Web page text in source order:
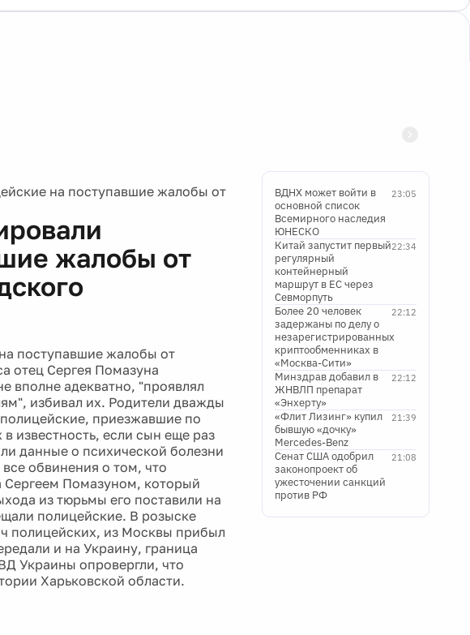
на поступавшие жалобы от
жалобы от
поступавшие жалобы от
отец Сергея Помазуна
вполне адекватно, "проявлял
избивал их. Родители дважды
приезжавшие по
известность, если сын еще раз
данные о психической болезни
обвинения о том, что
Сергеем Помазуном, который
из тюрьмы его поставили на
полицейские. В розыске
полицейских, из Москвы прибыл
и на Украину, граница
Украины опровергли, что
Харьковской области.
23:05
ВДНХ может войти в
основной список
Всемирного наследия
ЮНЕСКО
22:34
Китай запустит первый
регулярный
контейнерный
маршрут в ЕС через
Севморпуть
22:12
Более 20 человек
задержаны по делу о
незарегистрированных
криптообменниках в
«Москва-Сити»
22:12
Минздрав добавил в
ЖНВЛП препарат
«Энхерту»
21:39
«Флит Лизинг» купил
бывшую «дочку»
Mercedes-Benz
21:08
Сенат США одобрил
законопроект об
ужесточении санкций
против РФ